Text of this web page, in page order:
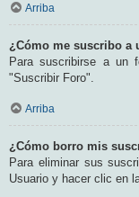
Arriba
¿Cómo me suscribo a
Para suscribirse a un
"Suscribir Foro".
Arriba
¿Cómo borro mis
Para eliminar sus
Usuario y hacer clic en